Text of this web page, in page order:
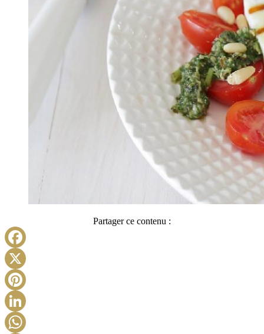
Partager ce contenu :